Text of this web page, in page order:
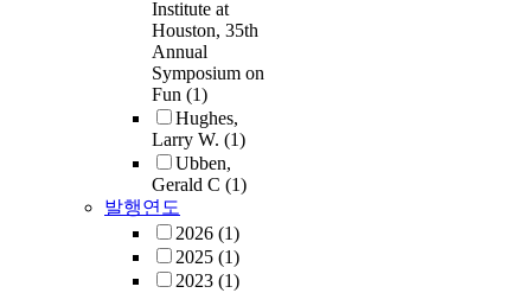
Institute at
Houston, 35th
Annual
Symposium on
Fun (1)
Hughes,
Larry W. (1)
Ubben,
Gerald C (1)
발행연도
2026 (1)
2025 (1)
2023 (1)